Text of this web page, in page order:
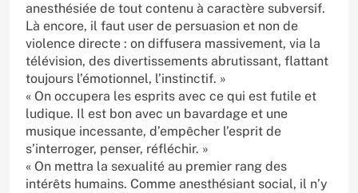
anesthésiée de tout contenu à caractère subversif.
Là encore, il faut user de persuasion et non de
violence directe : on diffusera massivement, via la
télévision, des divertissements abrutissant, flattant
toujours l’émotionnel, l’instinctif. »
« On occupera les esprits avec ce qui est futile et
ludique. Il est bon avec un bavardage et une
musique incessante, d’empêcher l’esprit de
s’interroger, penser, réfléchir. »
« On mettra la sexualité au premier rang des
intérêts humains. Comme anesthésiant social, il n’y